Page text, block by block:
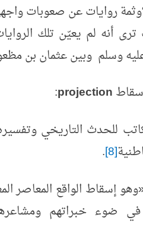
روايات عن صعوبات
ترى أنه لم يعيّن تلك
وسلم وبين عثمان بن
projection
:
للحدث التاريخي
[8]
.
وهو إسقاط الواقع المعاصر
في ضوء خبراتهم